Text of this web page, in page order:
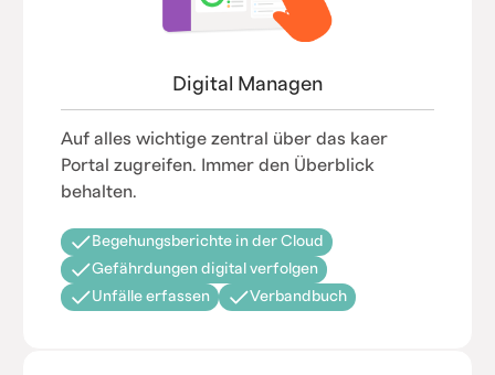
Digital Managen
Auf alles wichtige zentral über das kaer
Portal zugreifen. Immer den Überblick
behalten.
Begehungsberichte in der Cloud
Gefährdungen digital verfolgen
Unfälle erfassen
Verbandbuch